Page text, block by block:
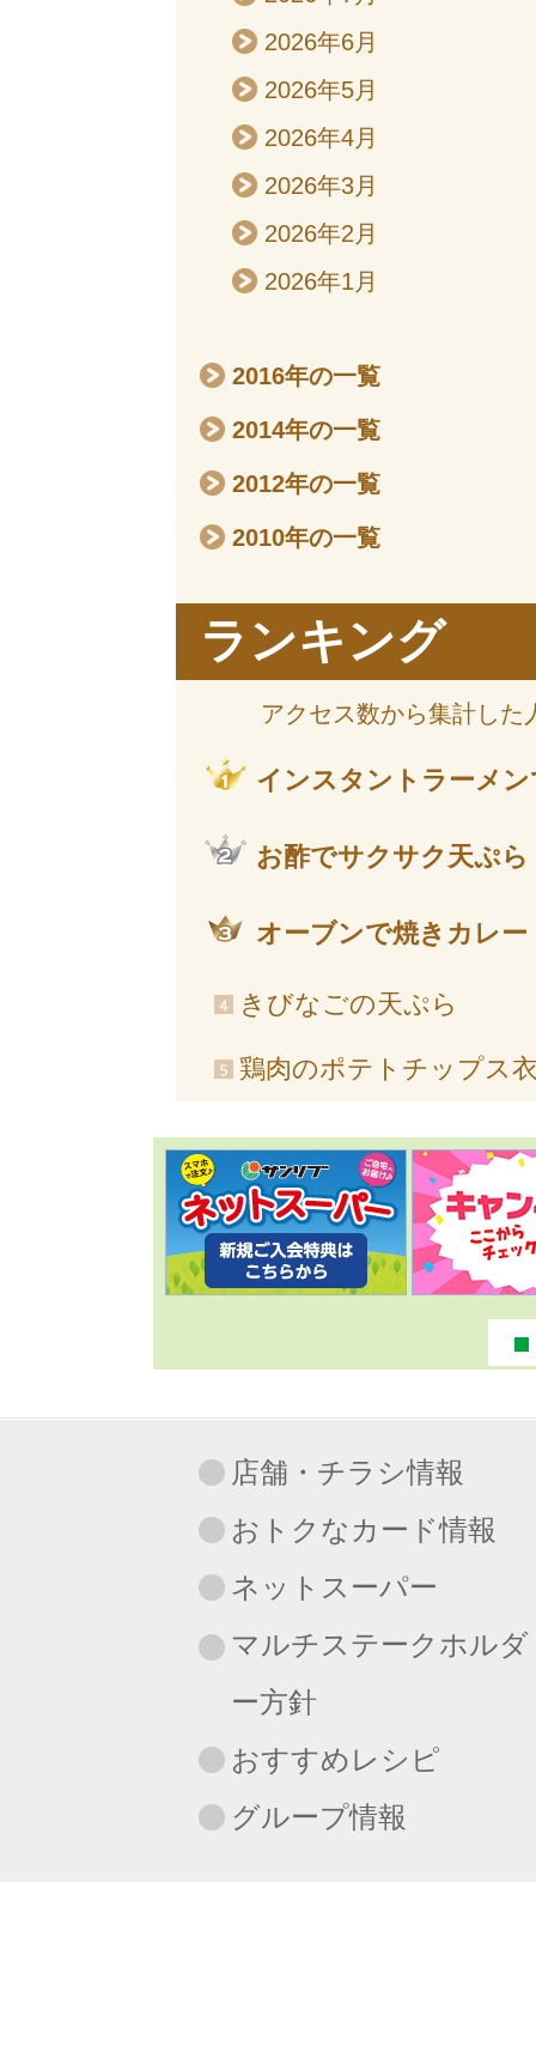
2026年6月
2026年5月
2026年4月
2026年3月
2026年2月
2026年1月
2016年の一覧
2014年の一覧
2012年の一覧
2010年の一覧
ランキング
アクセス数から集計した
インスタントラーメ
お酢でサクサク天ぷら
オーブンで焼きカレー
きびなごの天ぷら
鶏肉のポテトチップス
店舗・チラシ情報
おトクなカード情報
ネットスーパー
マルチステークホルダ
ー方針
おすすめレシピ
グループ情報